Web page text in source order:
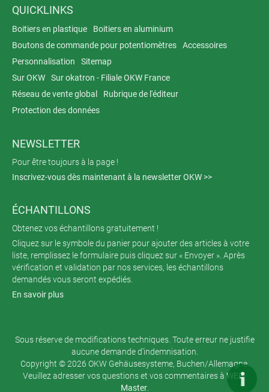
QUICKLINKS
Boitiers en plastique
Boitiers en aluminium
Boutons de commande pour potentiomètres
Accessoires
Personnalisation
Sitemap
Sur OKW
Sur okatron - Filiale OKW France
Réseau de vente global
Rubrique de l'éditeur
Protection des données
NEWSLETTER
Pour être toujours à la page !
Inscrivez-vous dès maintenant à la newsletter OKW >>
ÉCHANTILLONS
Obtenez vos échantillons gratuitement !
Cliquez sur le symbole du panier pour ajouter des articles à votre
liste, remplissez le formulaire puis cliquez sur « Envoyer ». Après
vérification et validation par nos services, les échantillons
demandés vous seront expédiés.
En savoir plus
Sous réserve de modifications techniques. Toute erreur ne justifie
aucune demande d’indemnisation.
Copyright © 2026 OKW Gehäusesysteme, Buchen/Allemagne.
Veuillez adresser vos questions et vos commentaires à WEB-
Master.